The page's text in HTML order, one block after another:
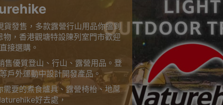
發售，多款露營行山用品你搵到
，香港觀塘特設陳列室門市歡迎
接選購。
售優質登山、行山、露營用品。登
戶外運動中設計開發產品。
要的煮食爐具、露營椅枱、地蓆
好去處，